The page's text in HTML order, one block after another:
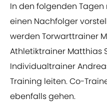
In den folgenden
einen Nachfolger
werden Torwarttrainer
Athletiktrainer Matthias
Individualtrainer
Training leiten. Co-
ebenfalls gehen.